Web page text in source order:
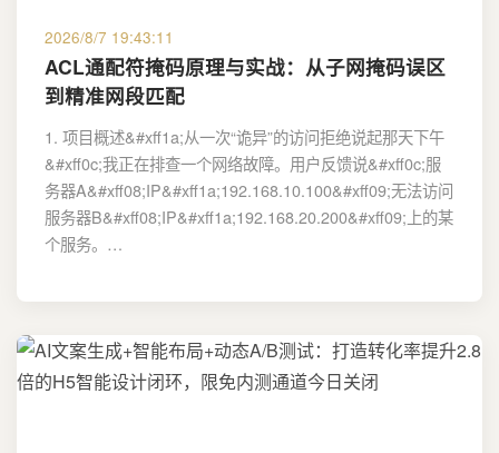
2026/8/7 19:43:11
ACL通配符掩码原理与实战：从子网掩码误区
到精准网段匹配
1. 项目概述&#xff1a;从一次“诡异”的访问拒绝说起那天下午
&#xff0c;我正在排查一个网络故障。用户反馈说&#xff0c;服
务器A&#xff08;IP&#xff1a;192.168.10.100&#xff09;无法访问
服务器B&#xff08;IP&#xff1a;192.168.20.200&#xff09;上的某
个服务。…